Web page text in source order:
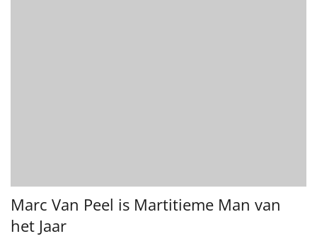
Marc Van Peel is Martitieme Man van
het Jaar